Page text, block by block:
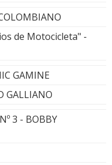
de Motocicleta" -
GAMINE
GALLIANO
3 - BOBBY